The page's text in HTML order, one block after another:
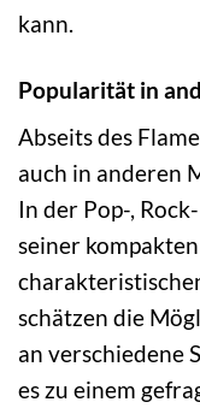
kann.
Popularität in
Abseits des
auch in anderen
In der Pop-,
seiner
schätzen die
an verschiedene
es zu einem